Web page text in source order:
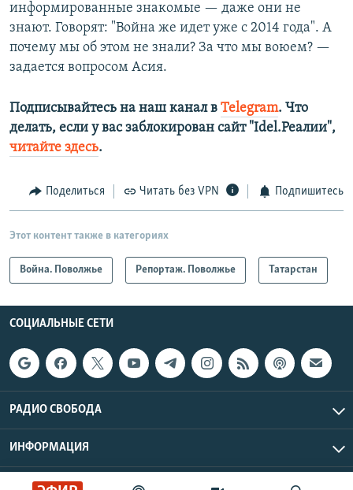
информированные знакомые — даже они не
знают. Говорят: "Война же идет уже с 2014 года". А
почему мы об этом не знали? За что мы воюем? —
задается вопросом Асия.
Подписывайтесь на наш канал в Telegram. Что
делать, если у вас заблокирован сайт "Idel.Реалии",
читайте здесь.
Поделиться Читать без VPN Подпишитесь
Этот контент также в категориях
Война. Поволжье Репортаж. Поволжье Татарстан
СОЦИАЛЬНЫЕ СЕТИ
РАДИО СВОБОДА
ИНФОРМАЦИЯ